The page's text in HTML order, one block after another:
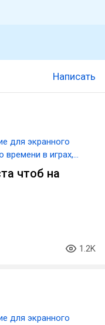
Написать
для экранного
времени в играх,
чтоб на
1.2K
для экранного